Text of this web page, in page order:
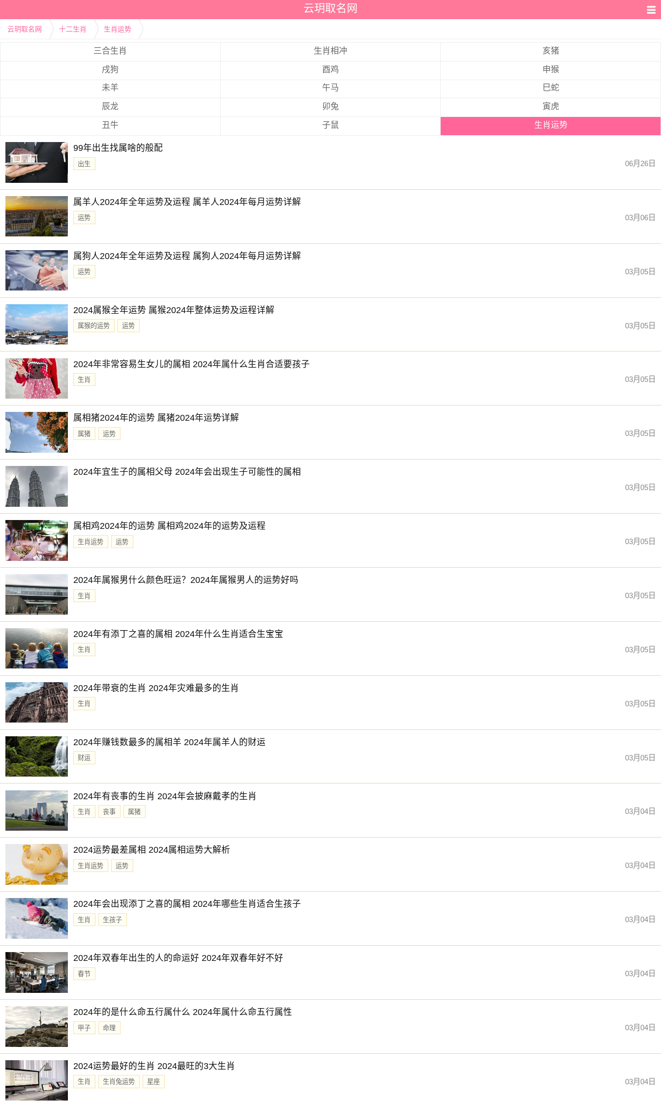
云玥取名网
云玥取名网 十二生肖 生肖运势
三合生肖 生肖相冲
亥猪
戌狗
酉鸡
申猴
未羊
午马
巳蛇
辰龙
卯兔
寅虎
丑牛
子鼠 生肖运势
99年出生找属啥的般配
出生 06月26日
属羊人2024年全年运势及运程 属羊人2024年每月运势详解
运势 03月06日
属狗人2024年全年运势及运程 属狗人2024年每月运势详解
运势 03月05日
2024属猴全年运势 属猴2024年整体运势及运程详解
属猴的运势 运势 03月05日
2024年非常容易生女儿的属相 2024年属什么生肖合适要孩子
生肖 03月05日
属相猪2024年的运势 属猪2024年运势详解
属猪 运势 03月05日
2024年宜生子的属相父母 2024年会出现生子可能性的属相
03月05日
属相鸡2024年的运势 属相鸡2024年的运势及运程
生肖运势 运势 03月05日
2024年属猴男什么颜色旺运？2024年属猴男人的运势好吗
生肖 03月05日
2024年有添丁之喜的属相 2024年什么生肖适合生宝宝
生肖 03月05日
2024年带衰的生肖 2024年灾难最多的生肖
生肖 03月05日
2024年赚钱数最多的属相羊 2024年属羊人的财运
财运 03月05日
2024年有丧事的生肖 2024年会披麻戴孝的生肖
生肖 丧事 属猪 03月04日
2024运势最差属相 2024属相运势大解析
生肖运势 运势 03月04日
2024年会出现添丁之喜的属相 2024年哪些生肖适合生孩子
生肖 生孩子 03月04日
2024年双春年出生的人的命运好 2024年双春年好不好
春节 03月04日
2024年的是什么命五行属什么 2024年属什么命五行属性
甲子 命理 03月04日
2024运势最好的生肖 2024最旺的3大生肖
生肖 生肖兔运势 星座 03月04日